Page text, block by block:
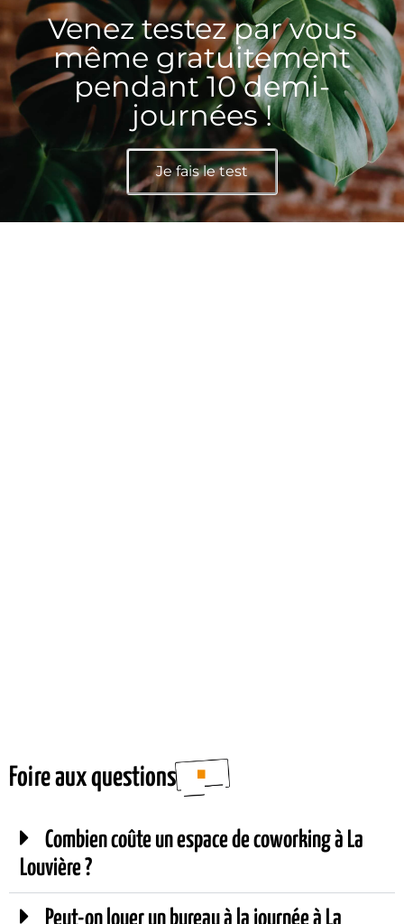
Venez testez par vous
même gratuitement
pendant 10 demi-
journées !
Je fais le test
Foire aux questions
Combien coûte un espace de coworking à La
Louvière ?